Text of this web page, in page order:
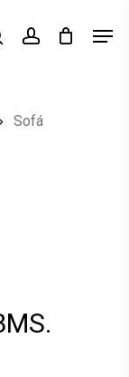
searchaccount
Sofá